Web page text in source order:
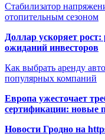
Стабилизатор
отопительным сезоном
Доллар ускоряет
ожиданий инвесторов
Как выбрать аренду
популярных компаний
Европа ужесточает
сертификации: новые
Новости Гродно на